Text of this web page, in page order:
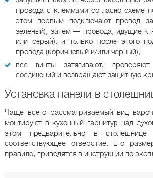
провода с клеммами согласно схеме
этом первым подключают провод
зеленый), затем — провода, идущие к
или серый), и только после этого
провода (коричневый и/или черный);
все винты затягивают,
соединений и возвращают защитную
Установка панели в
Чаще всего рассматриваемый вид
монтируют в кухонный гарнитур над
этом предварительно в столешнице
соответствующее отверстие. Его
правило, приводятся в инструкции по